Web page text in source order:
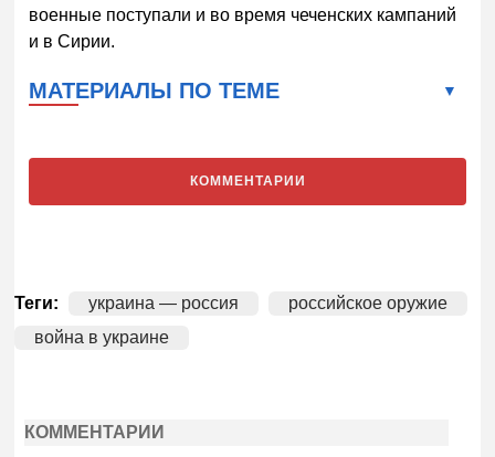
военные поступали и во время чеченских кампаний
и в Сирии.
МАТЕРИАЛЫ ПО ТЕМЕ
КОММЕНТАРИИ
Теги: украина — россия
российское оружие
война в украине
КОММЕНТАРИИ